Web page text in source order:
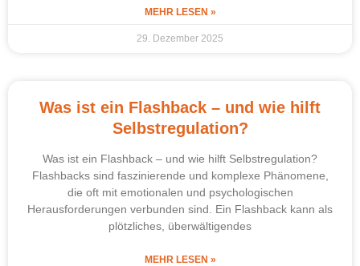
MEHR LESEN »
29. Dezember 2025
Was ist ein Flashback – und wie hilft
Selbstregulation?
Was ist ein Flashback – und wie hilft Selbstregulation?
Flashbacks sind faszinierende und komplexe Phänomene,
die oft mit emotionalen und psychologischen
Herausforderungen verbunden sind. Ein Flashback kann als
plötzliches, überwältigendes
MEHR LESEN »